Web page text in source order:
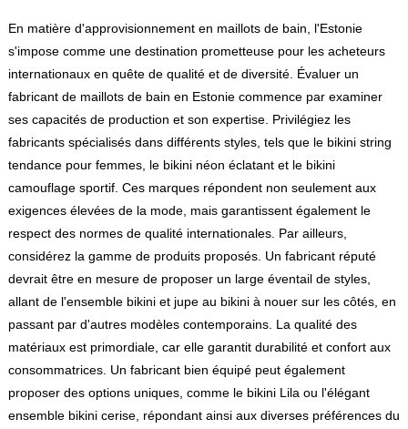
En matière d'approvisionnement en maillots de bain, l'Estonie
s'impose comme une destination prometteuse pour les acheteurs
internationaux en quête de qualité et de diversité. Évaluer un
fabricant de maillots de bain en Estonie commence par examiner
ses capacités de production et son expertise. Privilégiez les
fabricants spécialisés dans différents styles, tels que le bikini string
tendance pour femmes, le bikini néon éclatant et le bikini
camouflage sportif. Ces marques répondent non seulement aux
exigences élevées de la mode, mais garantissent également le
respect des normes de qualité internationales. Par ailleurs,
considérez la gamme de produits proposés. Un fabricant réputé
devrait être en mesure de proposer un large éventail de styles,
allant de l'ensemble bikini et jupe au bikini à nouer sur les côtés, en
passant par d'autres modèles contemporains. La qualité des
matériaux est primordiale, car elle garantit durabilité et confort aux
consommatrices. Un fabricant bien équipé peut également
proposer des options uniques, comme le bikini Lila ou l'élégant
ensemble bikini cerise, répondant ainsi aux diverses préférences du